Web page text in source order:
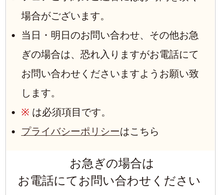
場合がございます。
当日・明日のお問い合わせ、その他お急
ぎの場合は、恐れ入りますがお電話にて
お問い合わせくださいますようお願い致
します。
※ は必須項目です。
プライバシーポリシーはこちら
お急ぎの場合は
お電話にてお問い合わせください